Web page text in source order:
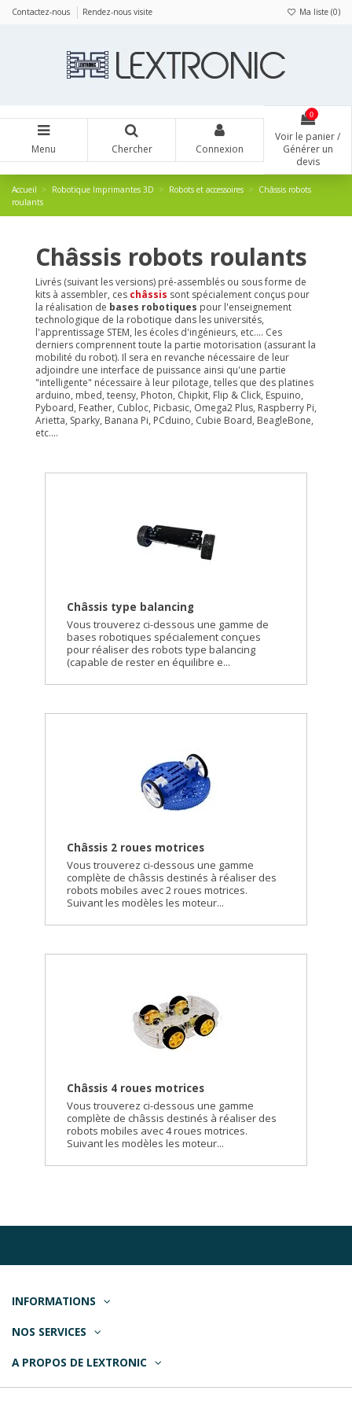
Contactez-nous Rendez-nous visite Ma liste (0)
Menu Chercher Connexion
0
Voir le panier /
Générer un
devis
Accueil Robotique Imprimantes 3D Robots et accessoires
Châssis robots
roulants
Châssis robots roulants
Livrés (suivant les versions) pré-assemblés ou sous forme de
kits à assembler, ces châssis sont spécialement conçus pour
la réalisation de bases robotiques pour l'enseignement
technologique de la robotique dans les universités,
l'apprentissage STEM, les écoles d'ingénieurs, etc.... Ces
derniers comprennent toute la partie motorisation (assurant la
mobilité du robot). Il sera en revanche nécessaire de leur
adjoindre une interface de puissance ainsi qu'une partie
"intelligente" nécessaire à leur pilotage, telles que des platines
arduino, mbed, teensy, Photon, Chipkit, Flip & Click, Espuino,
Pyboard, Feather, Cubloc, Picbasic, Omega2 Plus, Raspberry Pi,
Arietta, Sparky, Banana Pi, PCduino, Cubie Board, BeagleBone,
etc....
Châssis type balancing
Vous trouverez ci-dessous une gamme de
bases robotiques spécialement conçues
pour réaliser des robots type balancing
(capable de rester en équilibre e...
Châssis 2 roues motrices
Vous trouverez ci-dessous une gamme
complète de châssis destinés à réaliser des
robots mobiles avec 2 roues motrices.
Suivant les modèles les moteur...
Châssis 4 roues motrices
Vous trouverez ci-dessous une gamme
complète de châssis destinés à réaliser des
robots mobiles avec 4 roues motrices.
Suivant les modèles les moteur...
INFORMATIONS
NOS SERVICES
A PROPOS DE LEXTRONIC
Panneau de gestion des cookies